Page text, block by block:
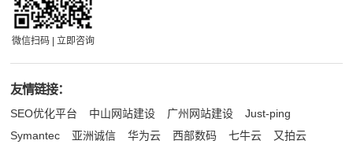
微信扫码 | 立即咨询
友情链接：
SEO优化平台 中山网站建设 广州网站建设
Just-ping
Symantec
亚洲诚信 华为云 西部数码 七牛云 又拍云